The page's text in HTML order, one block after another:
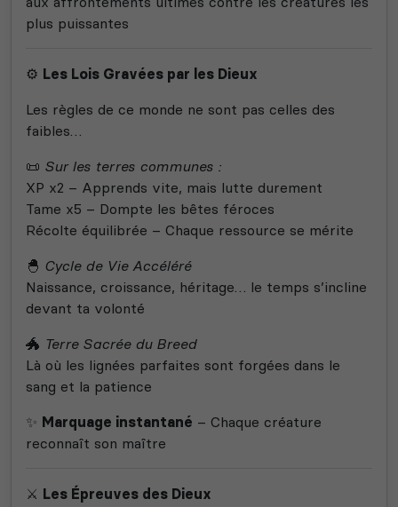
plus puissantes
⚙️ Les Lois Gravées par les Dieux
Les règles de ce monde ne sont pas celles des
faibles…
📜 Sur les terres communes :
XP x2 – Apprends vite, mais lutte durement
Tame x5 – Dompte les bêtes féroces
Récolte équilibrée – Chaque ressource se mérite
🐣 Cycle de Vie Accéléré
Naissance, croissance, héritage… le temps s’incline
devant ta volonté
🐲 Terre Sacrée du Breed
Là où les lignées parfaites sont forgées dans le
sang et la patience
✨ Marquage instantané – Chaque créature
reconnaît son maître
⚔️ Les Épreuves des Dieux